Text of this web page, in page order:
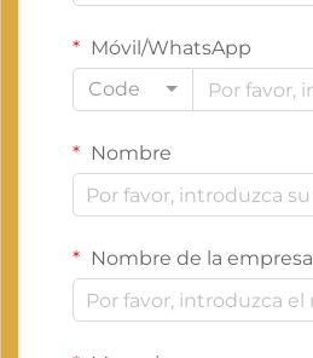
Móvil/WhatsApp
Code
Nombre
Nombre de la empresa